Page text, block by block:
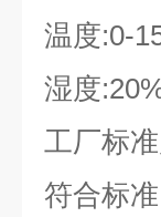
温度:0-
湿度
工厂标
符合标准